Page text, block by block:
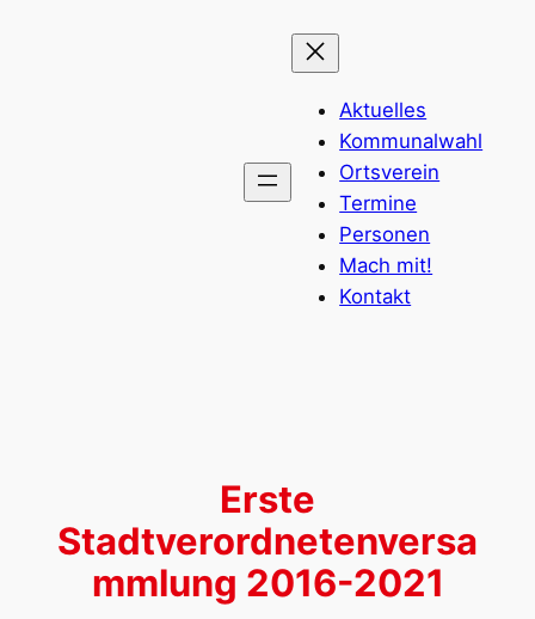
Aktuelles
Kommunalwahl
Ortsverein
Termine
Personen
Mach mit!
Kontakt
Erste
Stadtverordnetenversa
mmlung 2016-2021